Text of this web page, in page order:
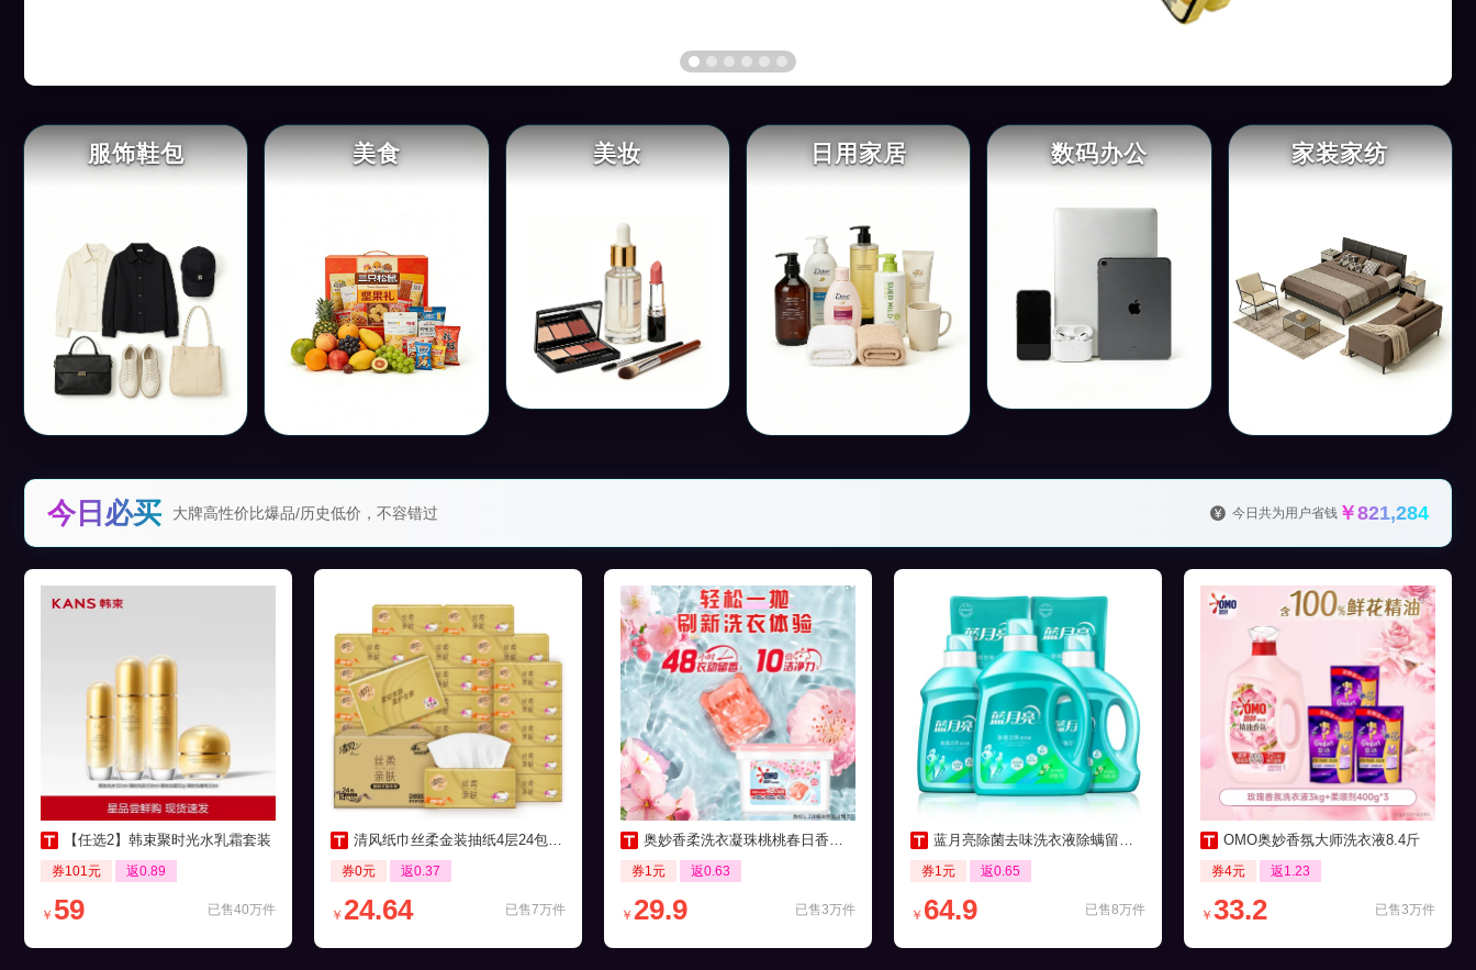
服饰鞋包 美食 美妆 日用家居 数码办公 家装家纺
今日共为用户省钱 ￥821,284
今日必买 大牌高性价比爆品/历史低价，不容错过
【任选2】韩束聚时光水乳霜套装
券101元 返0.89
已售40万件
￥ 59
清风纸巾丝柔金装抽纸4层24包家用实惠装
券0元 返0.37
已售7万件
￥ 24.64
奥妙香柔洗衣凝珠桃桃春日香清香50颗
券1元 返0.63
已售3万件
￥ 29.9
蓝月亮除菌去味洗衣液除螨留香16斤
券1元 返0.65
已售8万件
￥ 64.9
OMO奥妙香氛大师洗衣液8.4斤
券4元 返1.23
已售3万件
￥ 33.2